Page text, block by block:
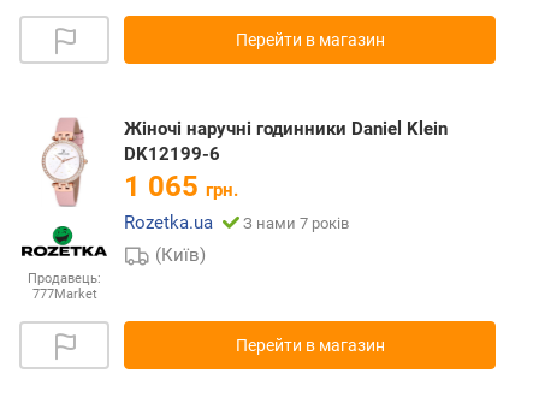
Перейти в магазин
Продавець:
777Market
Жіночі наручні годинники Daniel Klein
DK12199-6
1 065 грн.
Rozetka.ua
З нами 7 років
(Київ)
Перейти в магазин